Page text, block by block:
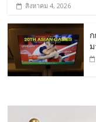
สิงหาคม 4, 2026